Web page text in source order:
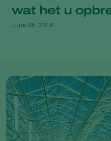
wat het u
June 06, 2018